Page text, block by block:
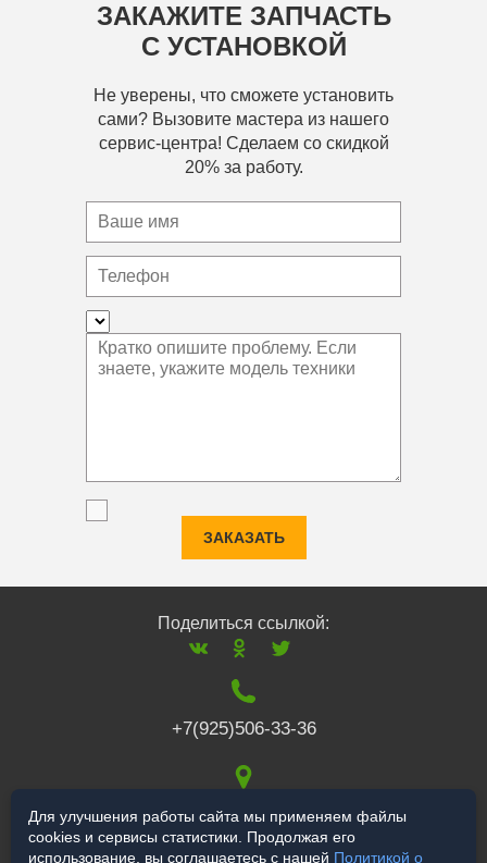
ЗАКАЖИТЕ ЗАПЧАСТЬ
С УСТАНОВКОЙ
Не уверены, что сможете установить
сами? Вызовите мастера из нашего
сервис-центра! Сделаем со скидкой
20% за работу.
ЗАКАЗАТЬ
Поделиться ссылкой:
+7(925)506-33-36
117519,г. Москва,
Варшавское ш., 132
Для улучшения работы сайта мы применяем файлы
cookies и сервисы статистики. Продолжая его
использование, вы соглашаетесь с нашей Политикой о